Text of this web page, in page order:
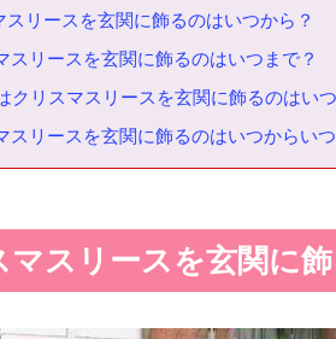
スリースを玄関に飾るのはいつから？
スリースを玄関に飾るのはいつまで？
クリスマスリースを玄関に飾るのはい
スリースを玄関に飾るのはいつからい
マスリースを玄関に